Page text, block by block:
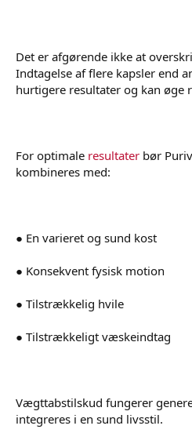
Det er afgørende ikke at
Indtagelse af flere kapsler end
hurtigere resultater og kan øge
For optimale resultater bør
kombineres med:
● En varieret og sund kost
● Konsekvent fysisk motion
● Tilstrækkelig hvile
● Tilstrækkeligt væskeindtag
Vægttabstilskud fungerer
integreres i en sund livsstil.